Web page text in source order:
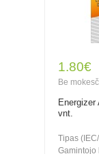
1.80€
Be
vnt.
Tipas
Gamintojo